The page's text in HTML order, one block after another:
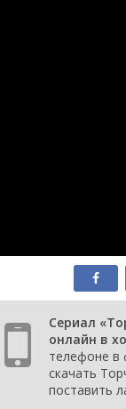
Сериал
онлайн в
телефоне в
скачать
поставить